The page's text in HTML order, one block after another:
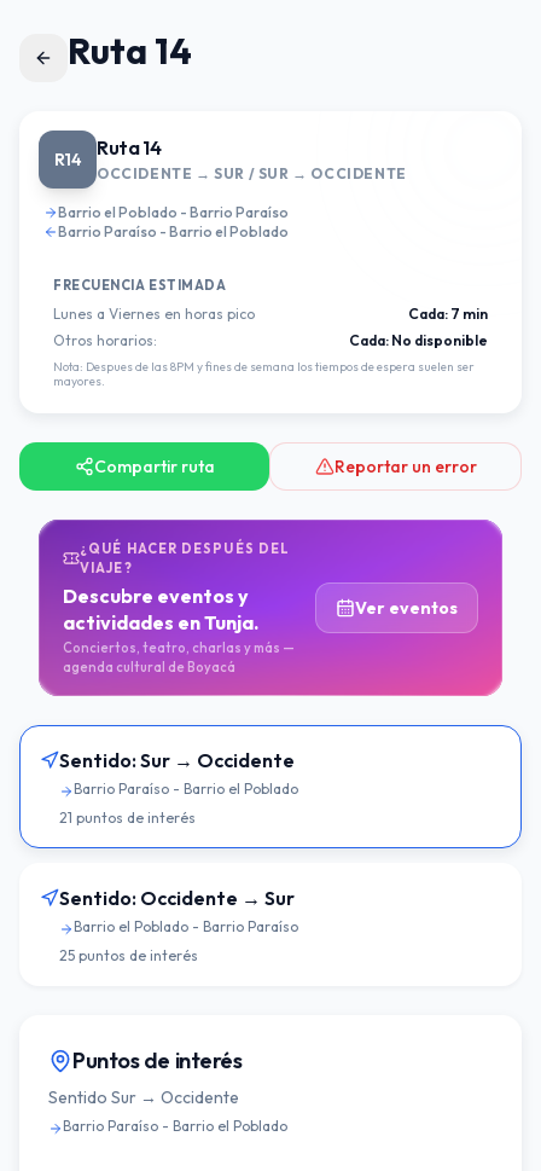
Ruta 14
R14 Ruta 14
OCCIDENTE → SUR / SUR → OCCIDENTE
Barrio el Poblado - Barrio Paraíso
Barrio Paraíso - Barrio el Poblado
FRECUENCIA ESTIMADA
Lunes a Viernes en horas pico Cada: 7 min
Otros horarios:
Cada: No disponible
Nota: Despues de las 8PM y fines de semana los tiempos de espera suelen ser
mayores.
Compartir ruta Reportar un error
¿QUÉ HACER DESPUÉS DEL
VIAJE?
Descubre eventos y
actividades en Tunja.
Conciertos, teatro, charlas y más —
agenda cultural de Boyacá
Ver eventos
Sentido:Sur → Occidente
Barrio Paraíso - Barrio el Poblado
21 puntos de interés
Sentido: Occidente → Sur
Barrio el Poblado - Barrio Paraíso
25 puntos de interés
Puntos de interés
Sentido Sur → Occidente
Barrio Paraíso - Barrio el Poblado